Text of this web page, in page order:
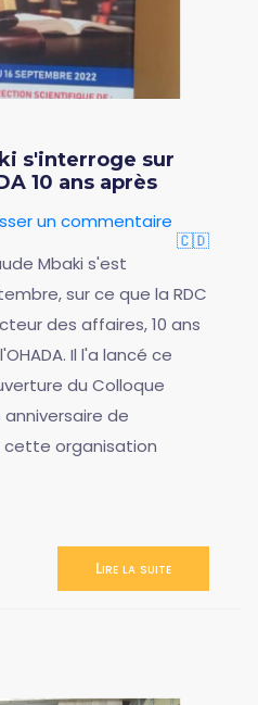
s'interroge sur
10 ans après
un commentaire
🇨🇩
Mbaki s'est
sur ce que la RDC
des affaires, 10 ans
Il l'a lancé ce
du Colloque
de
cette organisation
Lire la suite